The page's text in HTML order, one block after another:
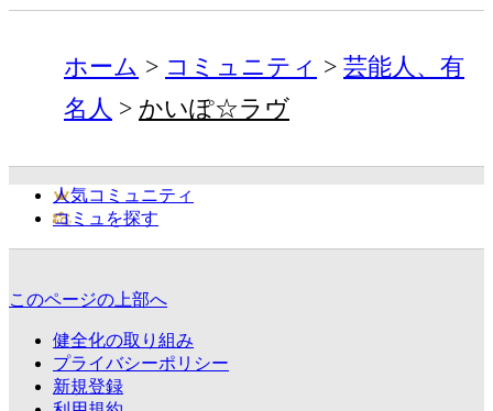
ホーム コミュニティ
芸能人、有
名人
かいぽ☆ラヴ
人気コミュニティ
コミュを探す
このページの上部へ
健全化の取り組み
プライバシーポリシー
新規登録